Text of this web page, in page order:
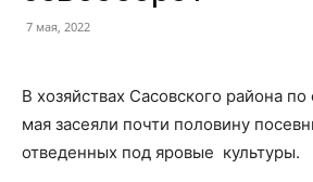
7 мая, 2022
В хозяйствах Сасовского района
мая засеяли почти половину
отведенных под яровые культуры.